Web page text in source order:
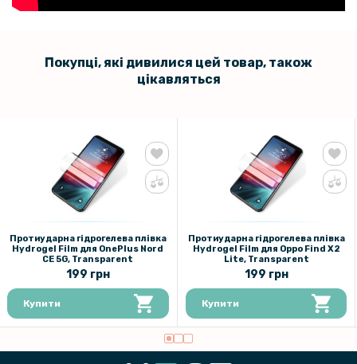
Покупці, які дивилися цей товар, також
цікавляться
Протиударна гідрогелева плівка
Hydrogel Film для OnePlus Nord
CE 5G, Transparent
199 грн
Купити
Протиударна гідрогелева плівка
Hydrogel Film для Oppo Find X2
Lite, Transparent
199 грн
Купити